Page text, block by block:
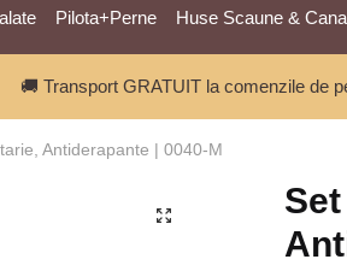
Pilota+Perne Huse Scaune &
🚚 Transport GRATUIT la comenzile de
Antiderapante | 0040-M
🔍